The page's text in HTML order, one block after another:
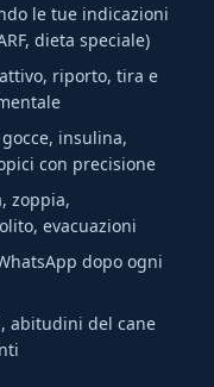
le tue indicazioni
dieta speciale)
riporto, tira e
insulina,
con precisione
zoppia,
evacuazioni
dopo ogni
abitudini del cane